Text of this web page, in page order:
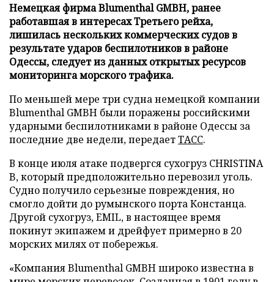
Немецкая фирма Blumenthal GMBH, ранее
работавшая в интересах Третьего рейха,
лишилась нескольких коммерческих судов в
результате ударов беспилотников в районе
Одессы, следует из данных открытых ресурсов
мониторинга морского трафика.
По меньшей мере три судна немецкой компании
Blumenthal GMBH были поражены российскими
ударными беспилотниками в районе Одессы за
последние две недели, передаетТАСС.
В конце июля атаке подвергся сухогруз CHRISTINA
B, который предположительно перевозил уголь.
Судно получило серьезные повреждения, но
смогло дойти до румынского порта Констанца.
Другой сухогруз, EMIL, в настоящее время
покинут экипажем и дрейфует примерно в 20
морских милях от побережья.
«Компания Blumenthal GMBH широко известна в